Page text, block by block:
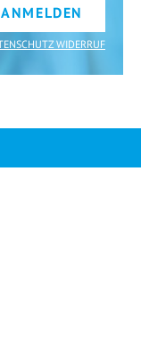
ANMELDEN
WIDERRUF